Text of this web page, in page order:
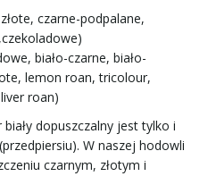
czarne-podpalane,
biało-czarne, biało-
lemon roan, tricolour,
roan)
dopuszczalny jest tylko i
W naszej hodowli
czarnym, złotym i